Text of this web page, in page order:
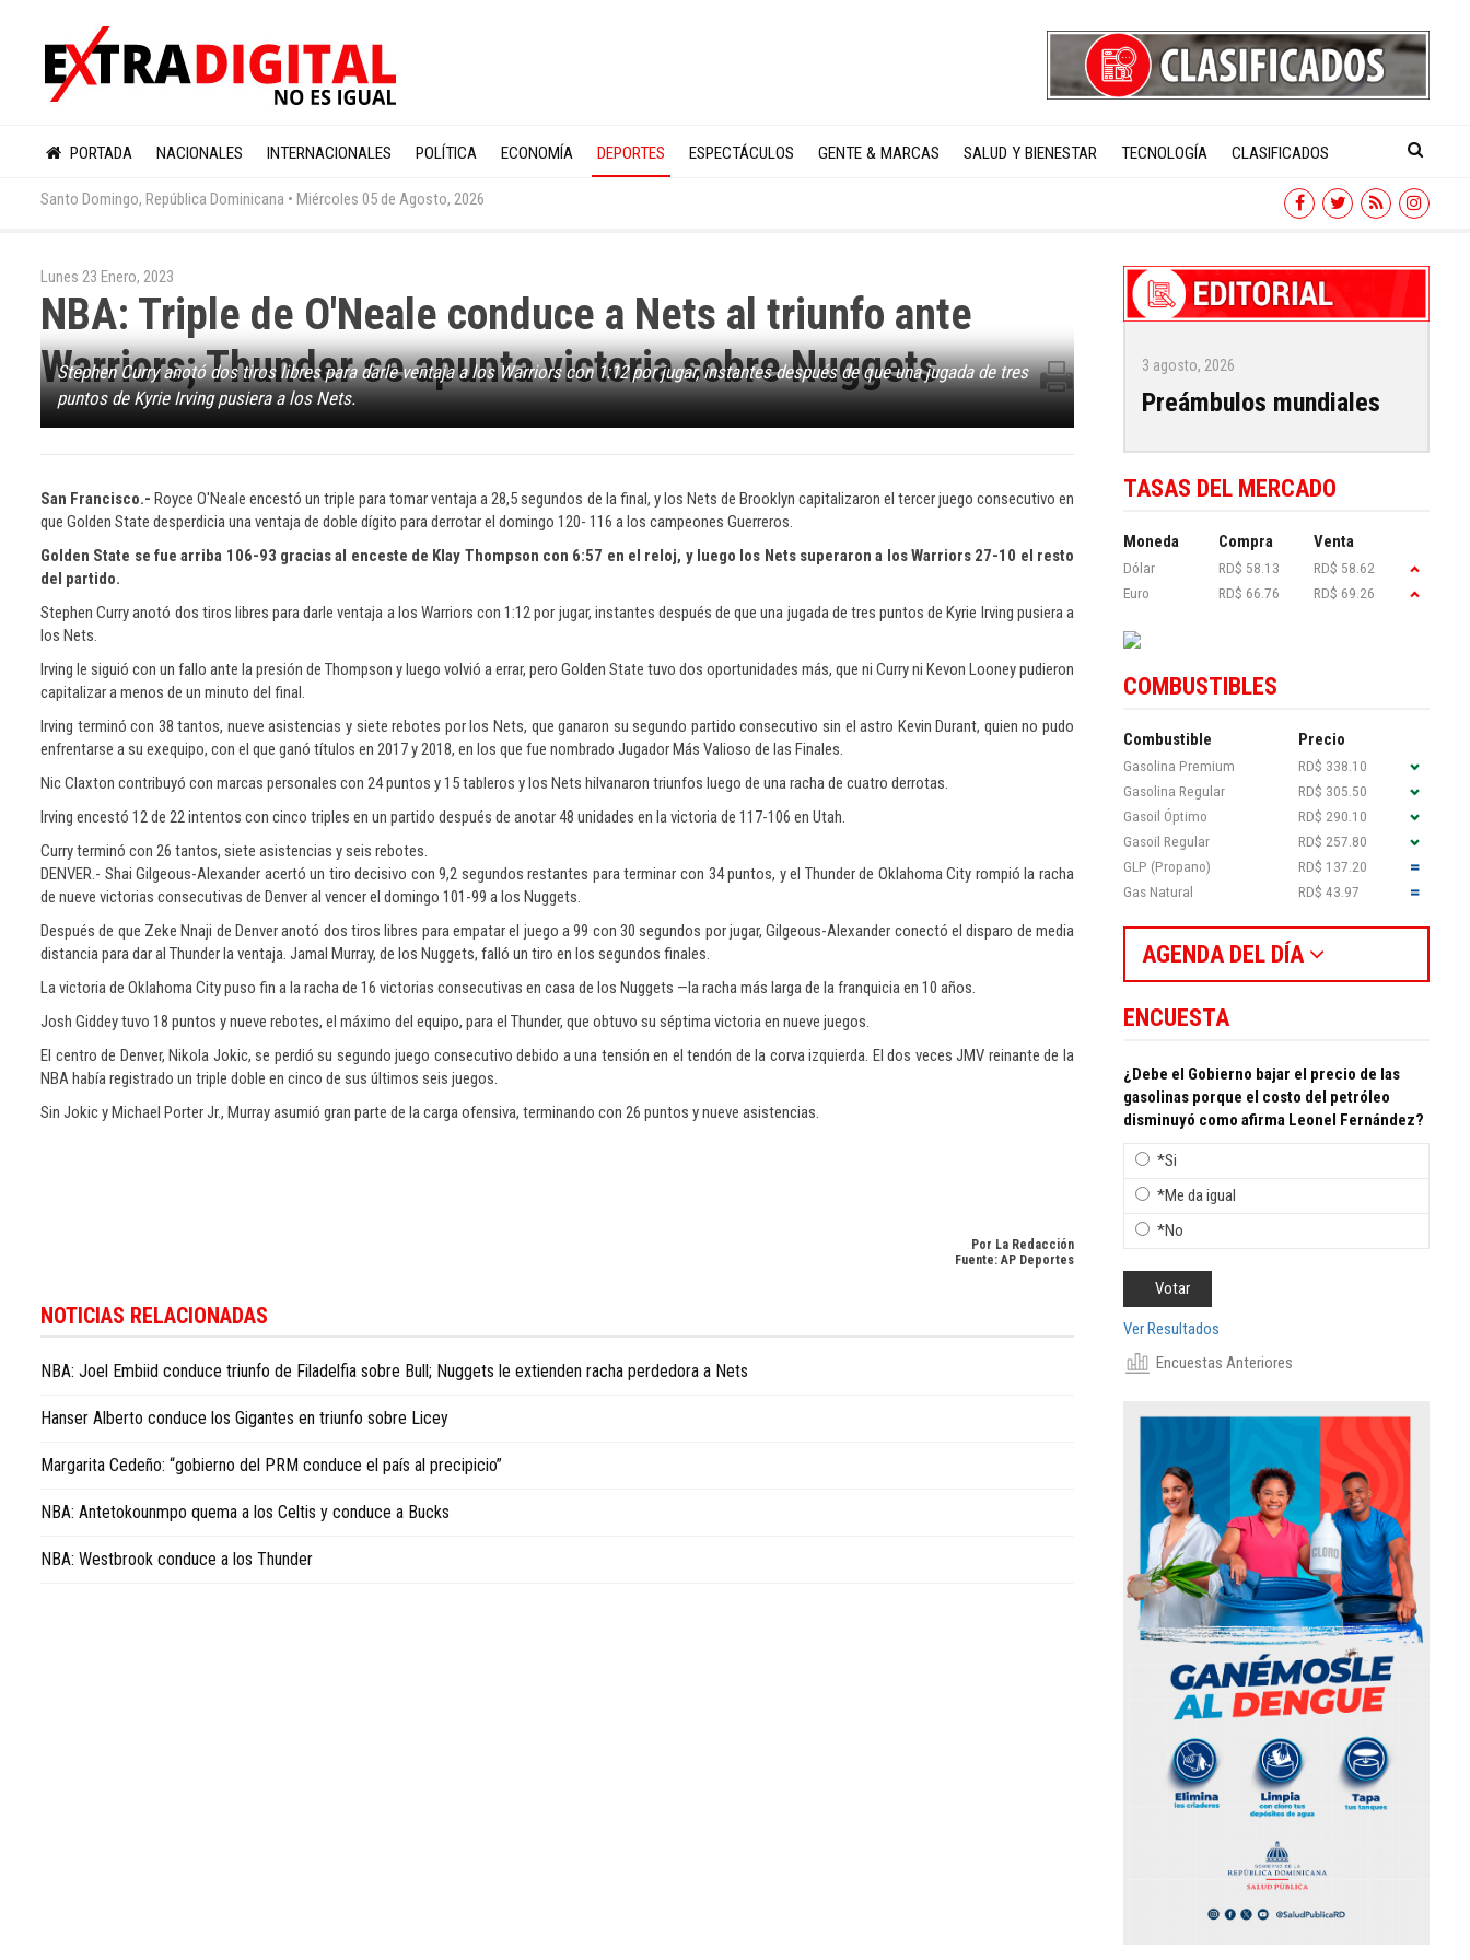
PORTADA NACIONALES INTERNACIONALES POLÍTICA ECONOMÍA DEPORTES ESPECTÁCULOS GENTE & MARCAS SALUD Y BIENESTAR TECNOLOGÍA CLASIFICADOS
Santo Domingo, República Dominicana • Miércoles 05 de Agosto, 2026
Lunes 23 Enero, 2023
NBA: Triple de O'Neale conduce a Nets al triunfo ante
Warriors; Thunder se apunta victoria sobre Nuggets
Stephen Curry anotó dos tiros libres para darle ventaja a los Warriors con 1:12 por jugar, instantes después de que una jugada de tres
puntos de Kyrie Irving pusiera a los Nets.
San Francisco.- Royce O'Neale encestó un triple para tomar ventaja a 28,5 segundos de la final, y los Nets de Brooklyn capitalizaron el tercer juego consecutivo en
que Golden State desperdicia una ventaja de doble dígito para derrotar el domingo 120- 116 a los campeones Guerreros.
Golden State se fue arriba 106-93 gracias al enceste de Klay Thompson con 6:57 en el reloj, y luego los Nets superaron a los Warriors 27-10 el resto
del partido.
Stephen Curry anotó dos tiros libres para darle ventaja a los Warriors con 1:12 por jugar, instantes después de que una jugada de tres puntos de Kyrie Irving pusiera a
los Nets.
Irving le siguió con un fallo ante la presión de Thompson y luego volvió a errar, pero Golden State tuvo dos oportunidades más, que ni Curry ni Kevon Looney pudieron
capitalizar a menos de un minuto del final.
Irving terminó con 38 tantos, nueve asistencias y siete rebotes por los Nets, que ganaron su segundo partido consecutivo sin el astro Kevin Durant, quien no pudo
enfrentarse a su exequipo, con el que ganó títulos en 2017 y 2018, en los que fue nombrado Jugador Más Valioso de las Finales.
Nic Claxton contribuyó con marcas personales con 24 puntos y 15 tableros y los Nets hilvanaron triunfos luego de una racha de cuatro derrotas.
Irving encestó 12 de 22 intentos con cinco triples en un partido después de anotar 48 unidades en la victoria de 117-106 en Utah.
Curry terminó con 26 tantos, siete asistencias y seis rebotes.
DENVER.- Shai Gilgeous-Alexander acertó un tiro decisivo con 9,2 segundos restantes para terminar con 34 puntos, y el Thunder de Oklahoma City rompió la racha
de nueve victorias consecutivas de Denver al vencer el domingo 101-99 a los Nuggets.
Después de que Zeke Nnaji de Denver anotó dos tiros libres para empatar el juego a 99 con 30 segundos por jugar, Gilgeous-Alexander conectó el disparo de media
distancia para dar al Thunder la ventaja. Jamal Murray, de los Nuggets, falló un tiro en los segundos finales.
La victoria de Oklahoma City puso fin a la racha de 16 victorias consecutivas en casa de los Nuggets —la racha más larga de la franquicia en 10 años.
Josh Giddey tuvo 18 puntos y nueve rebotes, el máximo del equipo, para el Thunder, que obtuvo su séptima victoria en nueve juegos.
El centro de Denver, Nikola Jokic, se perdió su segundo juego consecutivo debido a una tensión en el tendón de la corva izquierda. El dos veces JMV reinante de la
NBA había registrado un triple doble en cinco de sus últimos seis juegos.
Sin Jokic y Michael Porter Jr., Murray asumió gran parte de la carga ofensiva, terminando con 26 puntos y nueve asistencias.
Por La Redacción
Fuente: AP Deportes
la
en
Republic
news
English.
NOTICIAS RELACIONADAS
NBA: Joel Embiid conduce triunfo de Filadelfia sobre Bull; Nuggets le extienden racha perdedora a Nets
Hanser Alberto conduce los Gigantes en triunfo sobre Licey
Margarita Cedeño: “gobierno del PRM conduce el país al precipicio”
NBA: Antetokounmpo quema a los Celtis y conduce a Bucks
NBA: Westbrook conduce a los Thunder
3 agosto, 2026
Preámbulos mundiales
TASAS DEL MERCADO
Moneda Compra Venta
Dólar RD$ 58.13
RD$ 58.62
Euro
RD$ 66.76 RD$ 69.26
COMBUSTIBLES
Combustible Precio
Gasolina Premium
RD$ 338.10
Gasolina Regular
RD$ 305.50
Gasoil Óptimo
RD$ 290.10
Gasoil Regular
RD$ 257.80
GLP (Propano)
RD$ 137.20
Gas Natural
RD$ 43.97
AGENDA DEL DÍA
ENCUESTA
¿Debe el Gobierno bajar el precio de las
gasolinas porque el costo del petróleo
disminuyó como afirma Leonel Fernández?
*Si
*Me da igual
*No
Ver Resultados
Encuestas Anteriores